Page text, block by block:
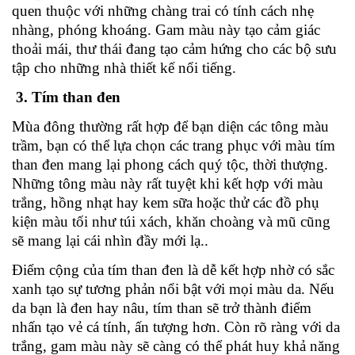
quen thuộc với những chàng trai có tính cách nhẹ
nhàng, phóng khoáng. Gam màu này tạo cảm giác
thoải mái, thư thái đang tạo cảm hứng cho các bộ sưu
tập cho những nhà thiết kế nổi tiếng.
3. Tím than đen
Mùa đông thường rất hợp để bạn diện các tông màu
trầm, bạn có thể lựa chọn các trang phục với màu tím
than đen mang lại phong cách quý tộc, thời thượng.
Những tông màu này rất tuyệt khi kết hợp với màu
trắng, hồng nhạt hay kem sữa hoặc thử các đồ phụ
kiện màu tối như túi xách, khăn choàng và mũ cũng
sẽ mang lại cái nhìn đầy mới lạ..
Điểm cộng của tím than đen là dễ kết hợp nhờ có sắc
xanh tạo sự tương phản nổi bật với mọi màu da. Nếu
da bạn là đen hay nâu, tím than sẽ trở thành điểm
nhấn tạo vẻ cá tính, ấn tượng hơn. Còn rõ ràng với da
trắng, gam màu này sẽ càng có thể phát huy khả năng